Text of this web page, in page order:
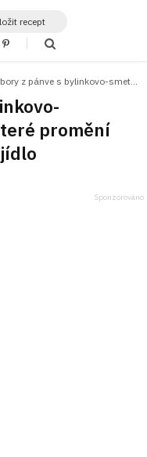
recept
e
P
e
e
s
t
promění